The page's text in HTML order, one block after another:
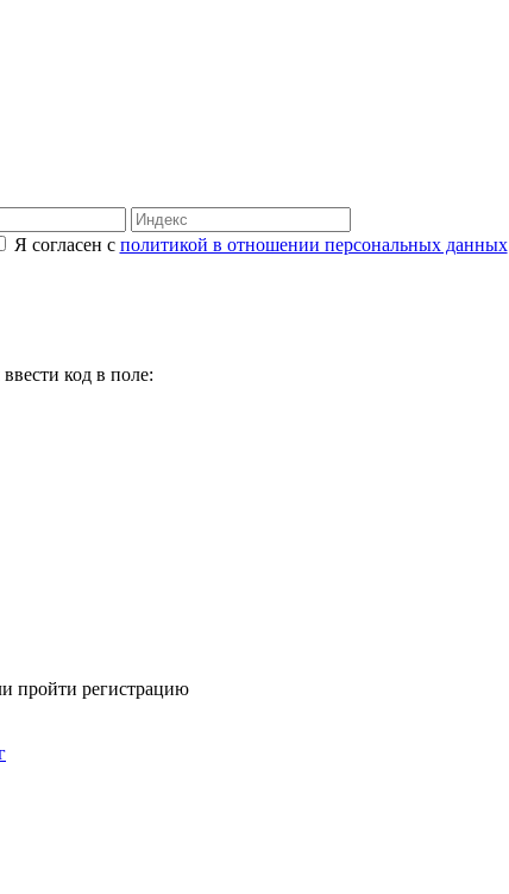
Я согласен с политикой в отношении персональных данных
код в поле:
пройти регистрацию